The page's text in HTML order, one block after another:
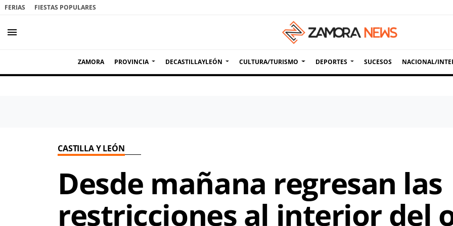
FERIAS FIESTAS POPULARES
menu
ZAMORA PROVINCIA DECASTILLAYLEÓN CULTURA/TURISMO DEPORTES SUCESOS NACIONAL/
CASTILLA Y LEÓN
Desde mañana regresan las
restricciones al interior del